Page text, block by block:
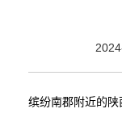
缤纷南郡附近的